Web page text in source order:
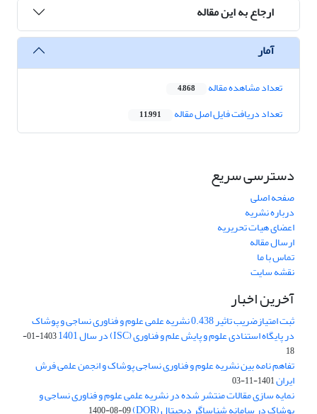
ارجاع به این مقاله
آمار
تعداد مشاهده مقاله 4,868
تعداد دریافت فایل اصل مقاله 11,991
دسترسی سریع
صفحه اصلی
درباره نشریه
اعضای هیات تحریریه
ارسال مقاله
تماس با ما
نقشه سایت
آخرین اخبار
ثبت امتیازضریب تاثیر 0.438 نشریه علمی علوم و فناوری نساجی و پوشاک
در پایگاه استنادی علوم و پایش علم و فناوری (ISC) در سال 1401
1403-01-
18
تفاهم نامه بین نشریه علوم و فناوری نساجی پوشاک و انجمن علمی فرش
ایران1401-11-03
نمایه سازی مقالات منتشر شده در نشریه علمی علوم و فناوری نساجی و